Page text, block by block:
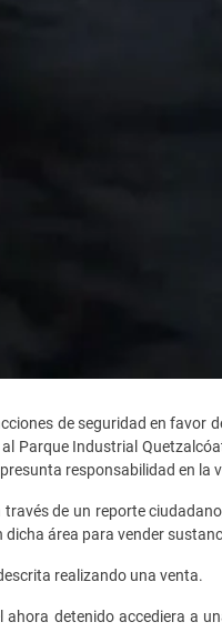
de seguridad en favor
Parque Industrial
responsabilidad en la
través de un reporte
área para vender
realizando una venta.
ahora detenido accediera a